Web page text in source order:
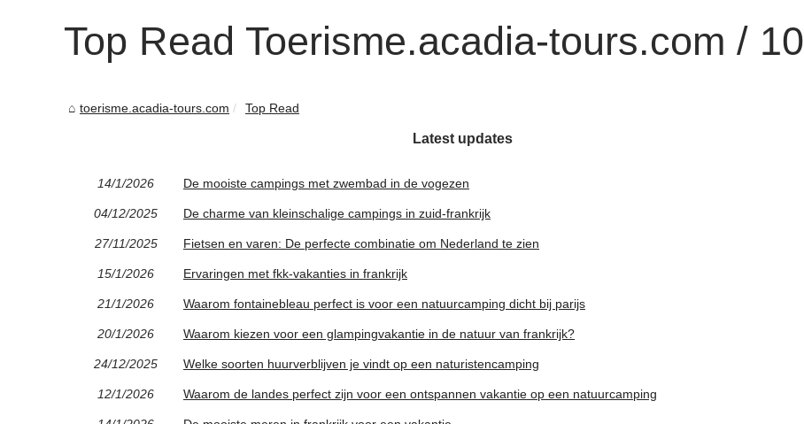
Top Read Toerisme.acadia-tours.com / 10
toerisme.acadia-tours.com Top Read
Latest updates
14/1/2026 De mooiste campings met zwembad in de vogezen
04/12/2025 De charme van kleinschalige campings in zuid-frankrijk
27/11/2025 Fietsen en varen: De perfecte combinatie om Nederland te zien
15/1/2026 Ervaringen met fkk-vakanties in frankrijk
21/1/2026 Waarom fontainebleau perfect is voor een natuurcamping dicht bij parijs
20/1/2026 Waarom kiezen voor een glampingvakantie in de natuur van frankrijk?
24/12/2025 Welke soorten huurverblijven je vindt op een naturistencamping
12/1/2026 Waarom de landes perfect zijn voor een ontspannen vakantie op een natuurcamping